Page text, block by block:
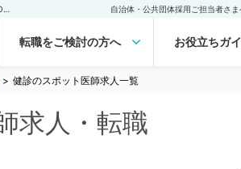
自治体・公共団体採用ご担当者さま
転職をご検討の方へ お役立ちガ
健診のスポット医師求人一覧
求人・転職